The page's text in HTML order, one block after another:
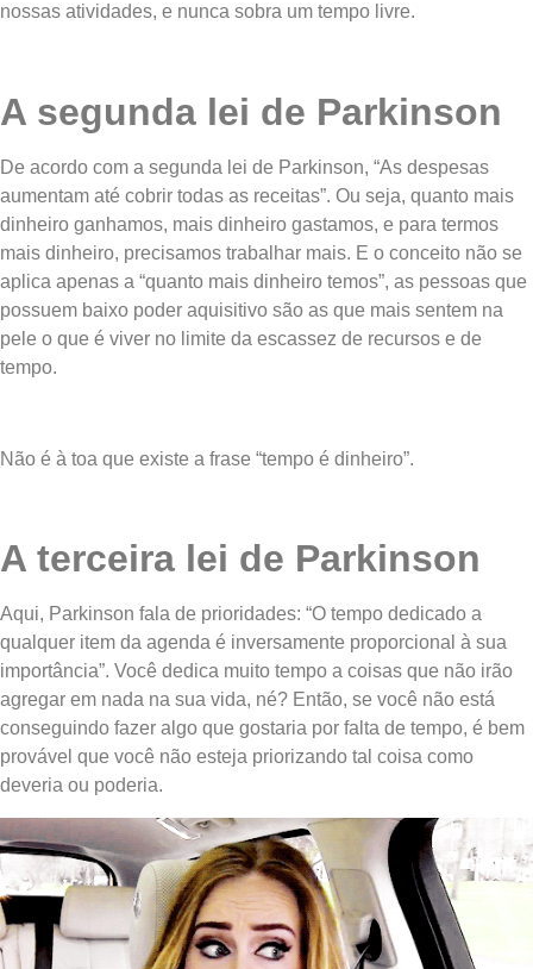
nossas atividades, e nunca sobra um tempo livre.
A segunda lei de Parkinson
De acordo com a segunda lei de Parkinson, “As despesas
aumentam até cobrir todas as receitas”. Ou seja, quanto mais
dinheiro ganhamos, mais dinheiro gastamos, e para termos
mais dinheiro, precisamos trabalhar mais. E o conceito não se
aplica apenas a “quanto mais dinheiro temos”, as pessoas que
possuem baixo poder aquisitivo são as que mais sentem na
pele o que é viver no limite da escassez de recursos e de
tempo.
Não é à toa que existe a frase “tempo é dinheiro”.
A terceira lei de Parkinson
Aqui, Parkinson fala de prioridades: “O tempo dedicado a
qualquer item da agenda é inversamente proporcional à sua
importância”. Você dedica muito tempo a coisas que não irão
agregar em nada na sua vida, né? Então, se você não está
conseguindo fazer algo que gostaria por falta de tempo, é bem
provável que você não esteja priorizando tal coisa como
deveria ou poderia.